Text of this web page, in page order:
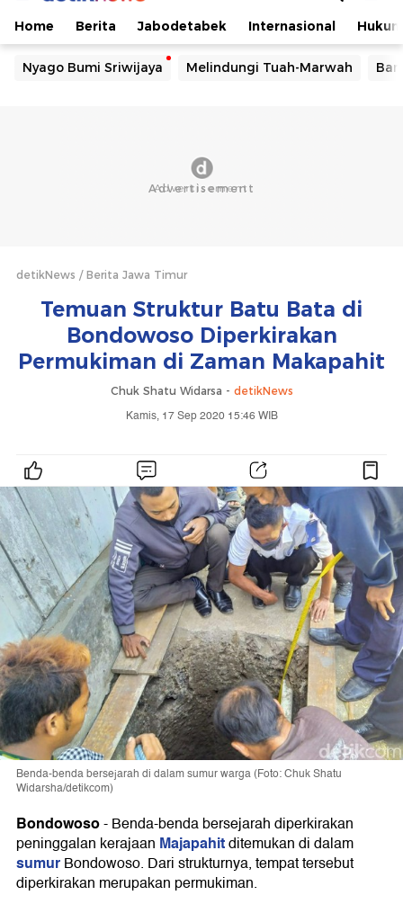
Home Berita Jabodetabek Internasional Hukum
Nyago Bumi Sriwijaya Melindungi Tuah-Marwah
detikNews Berita Jawa Timur
Temuan Struktur Batu Bata di
Bondowoso Diperkirakan
Permukiman di Zaman Makapahit
Chuk Shatu Widarsa - detikNews
Kamis, 17 Sep 2020 15:46 WIB
Benda-benda bersejarah di dalam sumur warga (Foto: Chuk Shatu
Widarsha/detikcom)
Bondowoso-Benda-benda bersejarah diperkirakan
peninggalan kerajaan Majapahitditemukan di dalam
sumurBondowoso. Dari strukturnya, tempat tersebut
diperkirakan merupakan permukiman.